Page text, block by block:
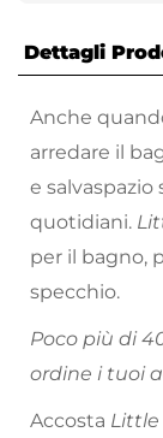
Dettagli
Anche
arredare il
e salvaspazio
quotidiani.
per il bagno,
specchio.
Poco più di
ordine i tuoi
Accosta Little